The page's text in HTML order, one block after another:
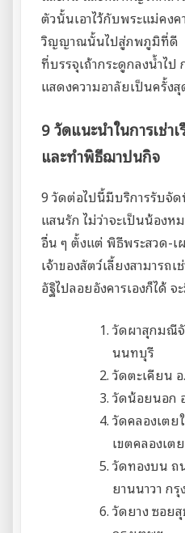
ตัวนั้นเอาไว้กับพระแม่คง
วิญญาณนั้นไปสู่ภพภูมิที่ดี
ที่บรรจุเถ้ากระดูกลงน้ำไ
แสดงความอาลัยเป็นครั้ง
9 วัดแนะนำในการเช่า
และทำพิธีฌาปนกิจ
9 วัดต่อไปนี้มีบริการรับจั
แสนรัก ไม่ว่าจะเป็นน้องห
อื่น ๆ ตั้งแต่ พิธีพระสวด-เ
เจ้าของสัตว์เลี้ยงสามารถเ
อัฐิไปลอยอังคารเองก็ได้
วัดผาสุกมณีจั
นนทบุรี
วัดตะเคียน
วัดน้อยนอก
วัดคลองเตย
เขตคลองเต
วัดทองบน ถ
ยานนาวา ก
วัดยาง ซอย